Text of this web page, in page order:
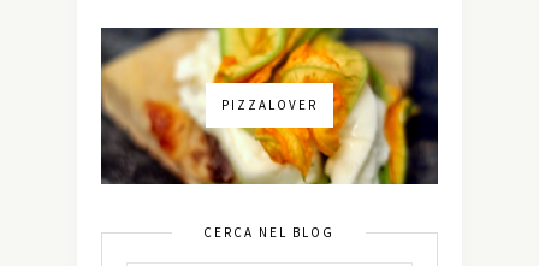
PIZZALOVER
CERCA NEL BLOG